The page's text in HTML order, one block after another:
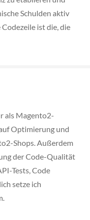
Schulden aktiv
ist die, die
als Magento2-
Optimierung und
Shops. Außerdem
der Code-Qualität
Tests, Code
setze ich